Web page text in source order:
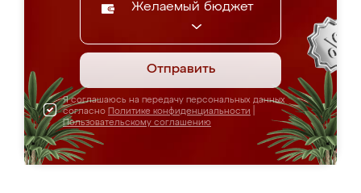
Желаемый бюджет
Отправить
Я соглашаюсь на передачу персональных данных
согласно Политике конфиденциальности
Пользовательскому соглашению